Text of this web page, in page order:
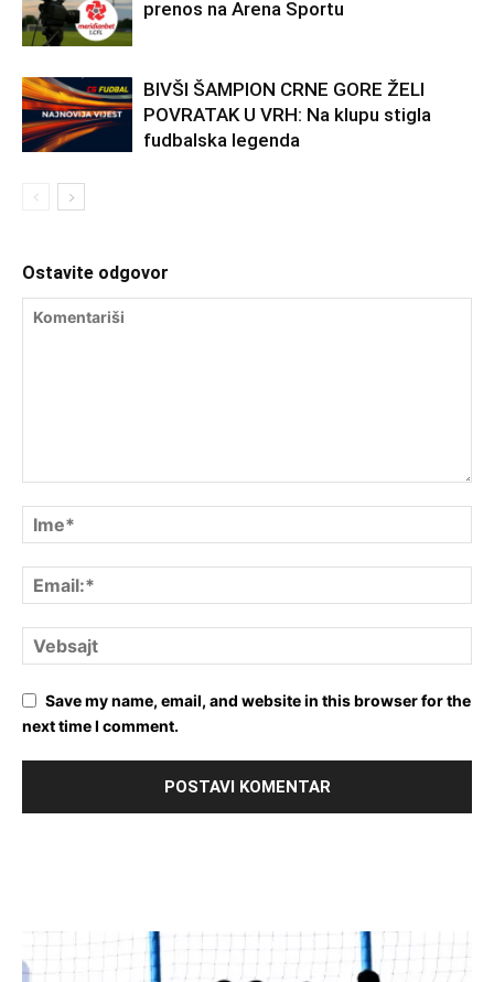
prenos na Arena Sportu
BIVŠI ŠAMPION CRNE GORE ŽELI
POVRATAK U VRH: Na klupu stigla
fudbalska legenda
Ostavite odgovor
Save my name, email, and website in this browser for the
next time I comment.